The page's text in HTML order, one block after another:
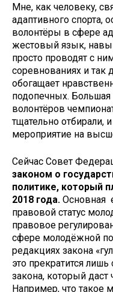
Мне, как человеку,
адаптивного спорта,
волонтёры в сфере
жестовый язык,
просто проводят с
соревнованиях и так
обогащает
подопечных. Большая
волонтёров
тщательно отбирали,
мероприятие на
Сейчас Совет
законом о
политике, который
2018 года. Основная
правовой статус
правовое
сфере молодёжной
редакциях закона
это прекратится
закона, который даст
Например, что такое